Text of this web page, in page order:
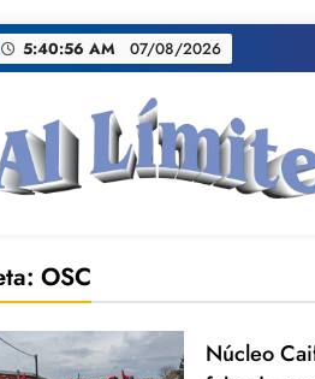
5:40:57 AM 07/08/2026
OSC
Núcleo